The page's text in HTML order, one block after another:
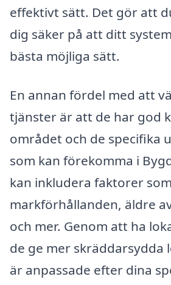
effektivt sätt. Det gör att
dig säker på att ditt
bästa möjliga sätt.
En annan fördel med att
tjänster är att de har god
området och de specifika
som kan förekomma i
kan inkludera faktorer som
markförhållanden, äldre
och mer. Genom att ha
de ge mer skräddarsydda
är anpassade efter dina